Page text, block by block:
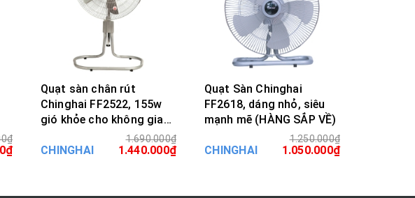
Quạt sàn chân rút
Chinghai FF2522, 155w
gió khỏe cho không gian
CHINGHAI
1.690.000₫
1.440.000₫
MUA HÀNG
Quạt Sàn Chinghai
FF2618, dáng nhỏ, siêu
mạnh mẽ (HÀNG SẮP VỀ)
CHINGHAI
1.250.000₫
1.050.000₫
MUA HÀNG